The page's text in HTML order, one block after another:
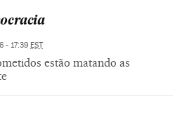
- 17:39 EST
estão matando as